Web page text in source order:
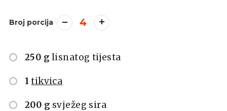
Broj porcija 4
250 g lisnatog tijesta
1 tikvica
200 g svježeg sira